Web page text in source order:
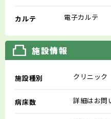
カルテ 電子カルテ
施設情報
施設種別 クリニック
病床数 詳細はお問